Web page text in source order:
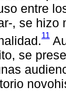
entre
, se hizo
11
se